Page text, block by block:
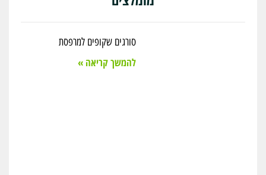
סורגים שקופים למרפסת
להמשך קריאה »